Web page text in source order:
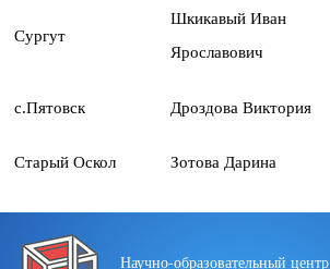
Сургут
Шкикавый Иван
Ярославович
с.Пятовск Дроздова Виктория
Старый Оскол Зотова Дарина
Научно-образовательный центр